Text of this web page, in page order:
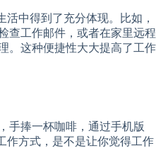
活中得到了充分体现。比如，
查工作邮件，或者在家里远程
。这种便捷性大大提高了工作
手捧一杯咖啡，通过手机版
作方式，是不是让你觉得工作